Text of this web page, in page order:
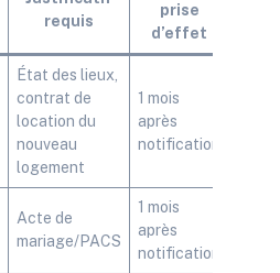
requis
prise
d’effet
État des lieux,
contrat de
location du
nouveau
logement
1 mois
après
notification
Acte de
mariage/PACS
1 mois
après
notification